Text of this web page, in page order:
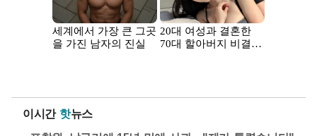
이시간 핫뉴스